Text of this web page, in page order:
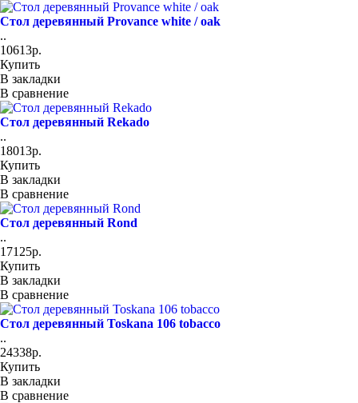
Стол деревянный Provance white / oak
..
10613р.
Купить
В закладки
В сравнение
Стол деревянный Rekado
..
18013р.
Купить
В закладки
В сравнение
Стол деревянный Rond
..
17125р.
Купить
В закладки
В сравнение
Стол деревянный Toskana 106 tobacco
..
24338р.
Купить
В закладки
В сравнение